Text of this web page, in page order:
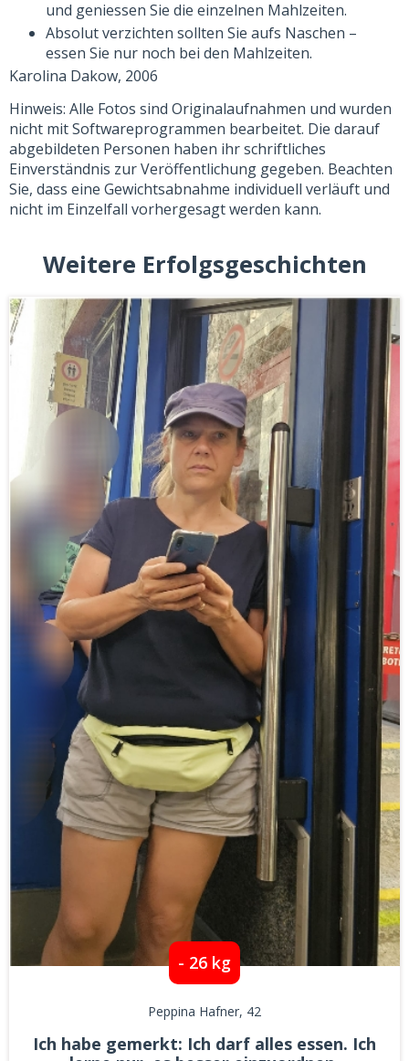
und geniessen Sie die einzelnen Mahlzeiten.
Absolut verzichten sollten Sie aufs Naschen –
essen Sie nur noch bei den Mahlzeiten.
Karolina Dakow, 2006
Hinweis: Alle Fotos sind Originalaufnahmen und wurden
nicht mit Softwareprogrammen bearbeitet. Die darauf
abgebildeten Personen haben ihr schriftliches
Einverständnis zur Veröffentlichung gegeben. Beachten
Sie, dass eine Gewichtsabnahme individuell verläuft und
nicht im Einzelfall vorhergesagt werden kann.
Weitere Erfolgsgeschichten
- 26 kg
Peppina Hafner, 42
Ich habe gemerkt: Ich darf alles essen. Ich